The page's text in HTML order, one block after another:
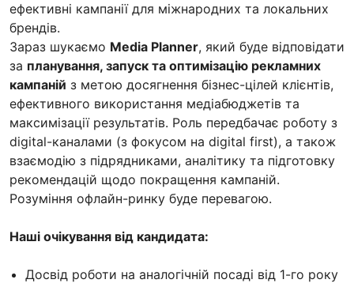
ефективні кампанії для міжнародних та локальних
брендів.
Зараз шукаємо Media Planner, який буде відповідати
за планування, запуск та оптимізацію рекламних
кампаній з метою досягнення бізнес-цілей клієнтів,
ефективного використання медіабюджетів та
максимізації результатів. Роль передбачає роботу з
digital-каналами (з фокусом на digital first), а також
взаємодію з підрядниками, аналітику та підготовку
рекомендацій щодо покращення кампаній.
Розуміння офлайн-ринку буде перевагою.
Наші очікування від кандидата:
Досвід роботи на аналогічній посаді від 1-го року